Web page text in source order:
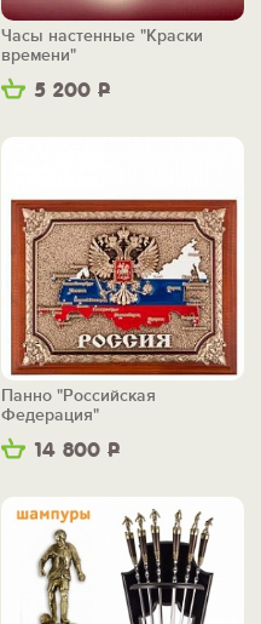
5 200 Р
Часы настенные "Краски
времени"
14 800 Р
Панно "Российская
Федерация"